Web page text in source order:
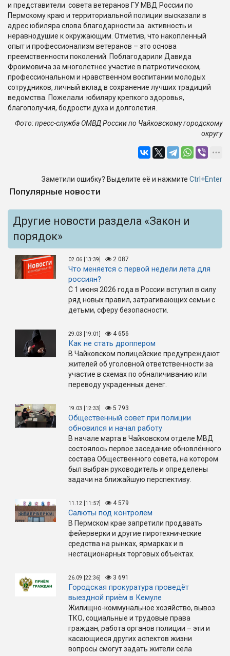
и представители совета ветеранов ГУ МВД России по
Пермскому краю и территориальной полиции высказали в
адрес юбиляра слова благодарности за активность и
неравнодушие к окружающим. Отметив, что накопленный
опыт и профессионализм ветеранов – это основа
преемственности поколений. Поблагодарили Давида
Фроимовича за многолетнее участие в патриотическом,
профессиональном и нравственном воспитании молодых
сотрудников, личный вклад в сохранение лучших традиций
ведомства. Пожелали юбиляру крепкого здоровья,
благополучия, бодрости духа и долголетия.
Фото: пресс-служба ОМВД России по Чайковскому городскому
округу
Заметили ошибку? Выделите её и нажмите Ctrl+Enter
Популярные новости
Другие новости раздела «Закон и
порядок»
02.06 [13:39] 2 087
Что меняется с первой недели лета для
россиян?
С 1 июня 2026 года в России вступил в силу
ряд новых правил, затрагивающих семьи с
детьми, сферу безопасности.
29.03 [19:01] 4 656
Как не стать дроппером
В Чайковском полицейские предупреждают
жителей об уголовной ответственности за
участие в схемах по обналичиванию или
переводу украденных денег.
19.03 [12:33] 5 793
Общественный совет при полиции
обновился и начал работу
В начале марта в Чайковском отделе МВД
состоялось первое заседание обновлённого
состава Общественного совета, на котором
был выбран руководитель и определены
задачи на ближайшую перспективу.
11.12 [11:57] 4 579
Салюты под контролем
В Пермском крае запретили продавать
фейерверки и другие пиротехнические
средства на рынках, ярмарках и в
нестационарных торговых объектах.
26.09 [22:36] 3 691
Городская прокуратура проведёт
выездной приём в Кемуле
Жилищно-коммунальное хозяйство, вывоз
ТКО, социальные и трудовые права
граждан, работа органов полиции – эти и
касающиеся других аспектов жизни
вопросы смогут задать жители села